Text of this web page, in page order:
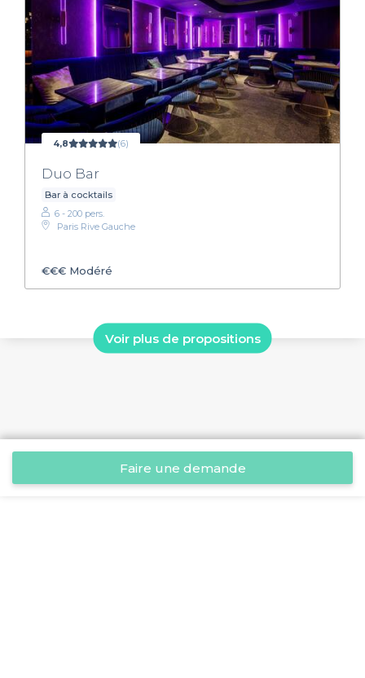
4,8 (6)
Duo Bar
Bar à cocktails
6 - 200 pers.
Paris Rive Gauche
€€€ Modéré
Voir plus de propositions
Faire une demande